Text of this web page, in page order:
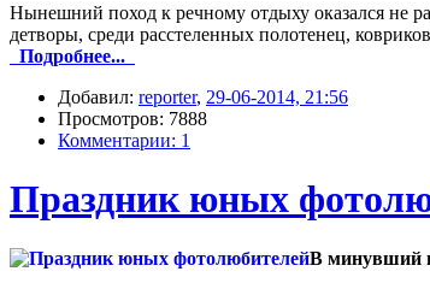
Нынешний поход к речному отдыху оказался не
детворы, среди расстеленных полотенец,
Подробнее...
Добавил: reporter, 29-06-2014, 21:56
Просмотров: 7888
Комментарии: 1
Праздник юных
В минувший